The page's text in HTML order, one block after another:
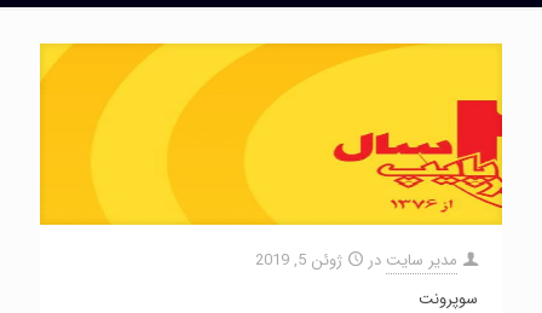
مدیر سایت در
ژوئن 5, 2019
سوپرونت